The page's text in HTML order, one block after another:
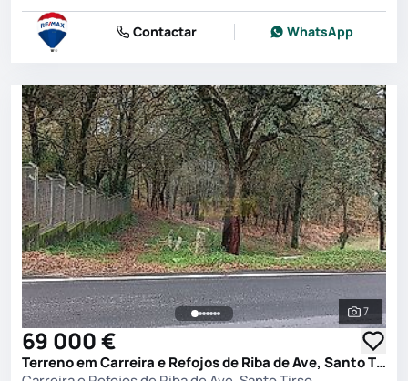
Contactar WhatsApp
Ver
7
69 000 €
Terreno em Carreira e Refojos de Riba de Ave, Santo Tirso